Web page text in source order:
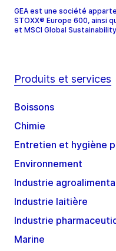
GEA est une société
STOXX® Europe 600, ainsi
et MSCI Global
Produits et services
Boissons
Chimie
Entretien et hygiène
Environnement
Industrie
Industrie laitière
Industrie
Marine